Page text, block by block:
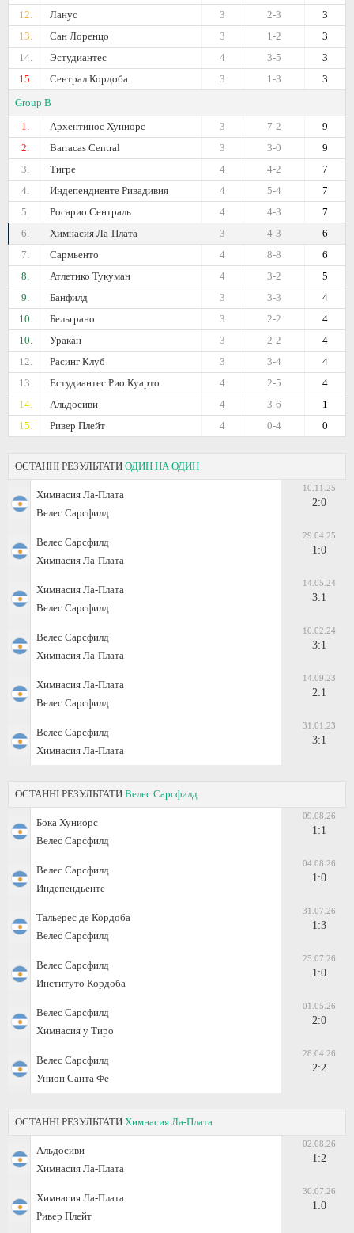
12.
Ланус 3
2-3
3
13.
Сан Лоренцо 3
1-2
3
14.
Эстудиантес 3
3-5
4
15.
Сентрал Кордоба 3
1-3
3
Group B
1.
Архентинос Хуниорс 9
7-2
3
2.
Barracas Central 9
3-0
3
3.
Тигре 7
4-2
4
4.
Индепендиенте Ривадивия 7
5-4
4
5.
Росарио Сентраль 7
4-3
4
6.
Химнасия Ла-Плата 6
4-3
3
7.
Сармьенто 6
8-8
4
8.
Атлетико Тукуман 5
3-2
4
9.
Банфилд 4
3-3
3
10.
Бельграно 4
2-2
3
10.
Уракан 4
2-2
3
12.
Расинг Клуб 4
3-4
3
13.
Естудиантес Рио Куарто 4
2-5
4
14.
Альдосиви 1
3-6
4
15.
Ривер Плейт 0
0-4
4
ОСТАННІ РЕЗУЛЬТАТИ ОДИН НА ОДИН
Химнасия Ла-Плата
Велес Сарсфилд
10.11.25
2:0
Велес Сарсфилд
Химнасия Ла-Плата
29.04.25
1:0
Химнасия Ла-Плата
Велес Сарсфилд
14.05.24
3:1
Велес Сарсфилд
Химнасия Ла-Плата
10.02.24
3:1
Химнасия Ла-Плата
Велес Сарсфилд
14.09.23
2:1
Велес Сарсфилд
Химнасия Ла-Плата
31.01.23
3:1
ОСТАННІ РЕЗУЛЬТАТИ Велес Сарсфилд
Бока Хуниорс
Велес Сарсфилд
09.08.26
1:1
Велес Сарсфилд
Индепендьенте
04.08.26
1:0
Тальерес де Кордоба
Велес Сарсфилд
31.07.26
1:3
Велес Сарсфилд
Институто Кордоба
25.07.26
1:0
Велес Сарсфилд
Химнасия у Тиро
01.05.26
2:0
Велес Сарсфилд
Унион Санта Фе
28.04.26
2:2
ОСТАННІ РЕЗУЛЬТАТИ Химнасия Ла-Плата
Альдосиви
Химнасия Ла-Плата
02.08.26
1:2
Химнасия Ла-Плата
Ривер Плейт
30.07.26
1:0